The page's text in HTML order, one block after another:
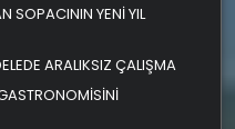
SOPACININ YENİ YIL
ARALIKSIZ ÇALIŞMA